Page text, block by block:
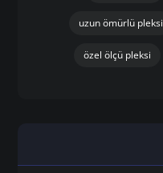
uzun ömürlü pleksi
özel ölçü pleksi